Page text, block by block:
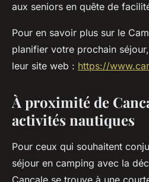
aux seniors en quête de
Pour en savoir plus sur le
planifier votre prochain
leur site web : https://
À proximité de
activités nautiques
Pour ceux qui souhaitent
séjour en camping avec la